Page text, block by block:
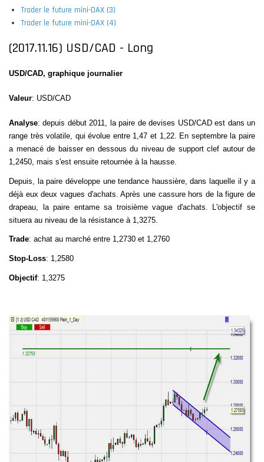
Trader le future mini-DAX (3)
Trader le future mini-DAX (4)
(2017.11.16) USD/CAD - Long
USD/CAD, graphique journalier
Valeur: USD/CAD
Analyse: depuis début 2011, la paire de devises USD/CAD est dans un
range très volatile, qui évolue entre 1,47 et 1,22. En septembre la paire
a menacé de baisser en dessous du niveau de support clef autour de
1,2450, mais s'est ensuite retournée à la hausse.
Depuis, la paire développe une tendance haussière, dans laquelle il y a
déjà eux deux vagues d'achats. Après une cassure hors de la figure de
drapeau, la paire entame sa troisième vague d'achats . L'objectif se
situera au niveau de la résistance à 1,3275.
Trade: achat au marché entre 1,2730 et 1,2760
Stop-Loss: 1,2580
Objectif: 1,3275